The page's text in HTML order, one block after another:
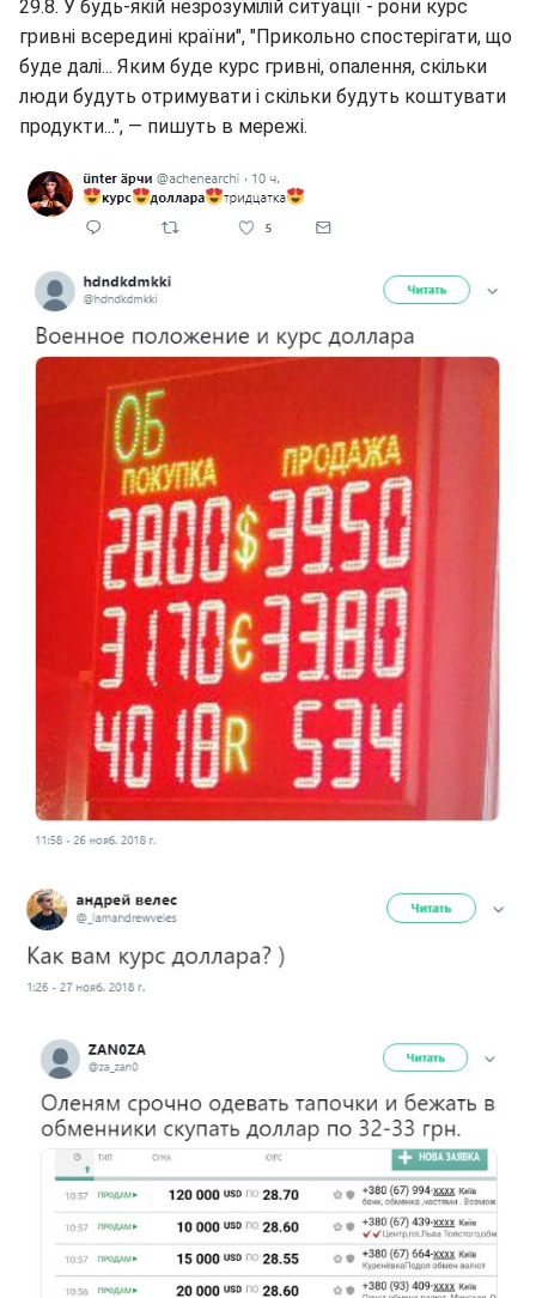
29.8. У будь-якій незрозумілій ситуації - рони курс
гривні всередині країни", "Прикольно спостерігати, що
буде далі... Яким буде курс гривні, опалення, скільки
люди будуть отримувати і скільки будуть коштувати
продукти...", — пишуть в мережі.